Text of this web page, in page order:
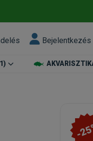
Bejelentkezés
-